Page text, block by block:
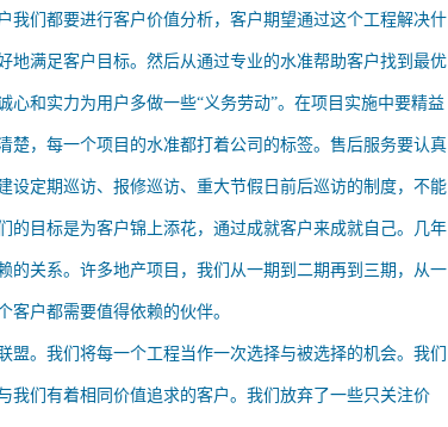
我们都要进行客户价值分析，客户期望通过这个工程解决什
地满足客户目标。然后从通过专业的水准帮助客户找到最优
心和实力为用户多做一些“义务劳动”。在项目实施中要精益
楚，每一个项目的水准都打着公司的标签。售后服务要认真
设定期巡访、报修巡访、重大节假日前后巡访的制度，不能
的目标是为客户锦上添花，通过成就客户来成就自己。几年
的关系。许多地产项目，我们从一期到二期再到三期，从一
客户都需要值得依赖的伙伴。
盟。我们将每一个工程当作一次选择与被选择的机会。我们
我们有着相同价值追求的客户。我们放弃了一些只关注价